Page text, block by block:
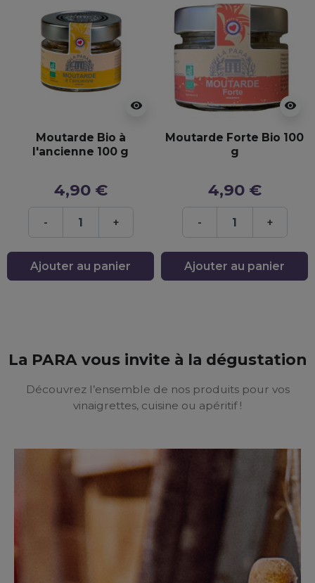
visibility
Moutarde Bio à
l'ancienne 100 g
4,90 €
- +
Ajouter au panier
visibility
Moutarde Forte Bio 100
g
4,90 €
- +
Ajouter au panier
La PARA vous invite à la dégustation
Découvrez l’ensemble de nos produits pour vos
vinaigrettes, cuisine ou apéritif !